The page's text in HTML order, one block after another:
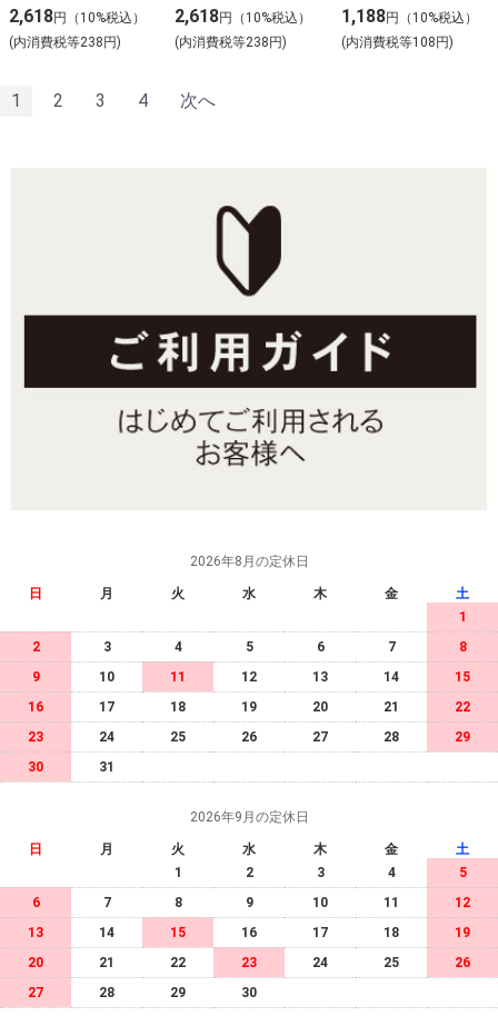
2,618円（10%税込）
(内消費税等238円)
2,618円（10%税込）
(内消費税等238円)
1,188円（10%税込）
(内消費税等108円)
1 2 3 4 次へ
2026年8月の定休日
日 月 火 水 木 金
土
1
2
3 4 5 6 7
8
9
10 11 12 13 14
15
16
17 18 19 20 21
22
23
24 25 26 27 28
29
30
31
2026年9月の定休日
日 月 火 水 木 金
土
1
2 3 4
5
6
7 8 9 10 11
12
13
14 15 16 17 18
19
20
21 22 23 24 25
26
27
28 29 30